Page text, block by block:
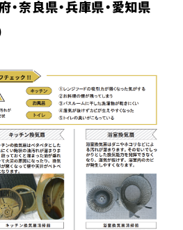
・奈良県・兵庫県・愛知県